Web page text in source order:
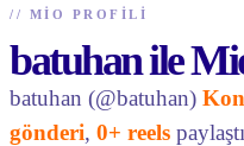
// MIO PROFILI
batuhan ile
batuhan (@batuhan)
gönderi, 0+ reels